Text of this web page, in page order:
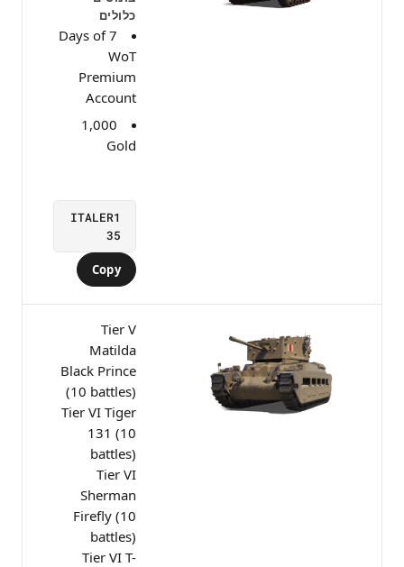
כלולים
7 Days of
WoT
Premium
Account
1,000
Gold
ITALER1
35
Copy
Tier V
Matilda
Black Prince
(10 battles)
Tier VI Tiger
131 (10
battles)
Tier VI
Sherman
Firefly (10
battles)
Tier VI T-